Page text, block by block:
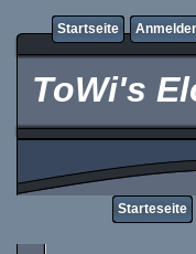
Startseite
ToWi's
Starteseite